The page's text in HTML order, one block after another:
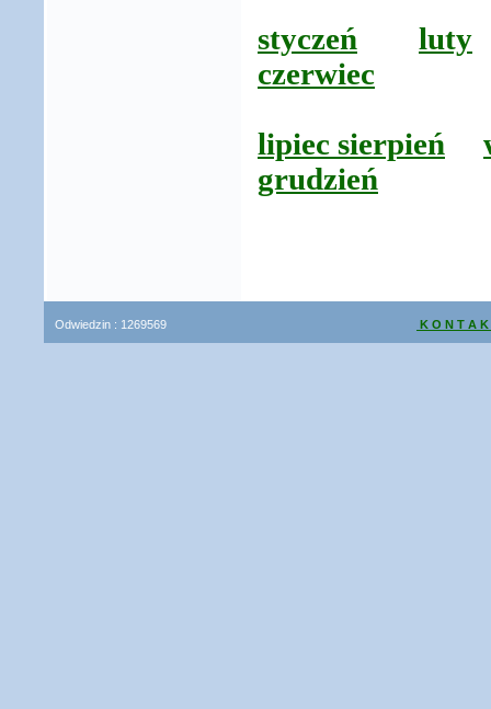
styczeń
luty
czerwiec
lipiec sierpień
grudzień
Odwiedzin : 1269569 K O N T A